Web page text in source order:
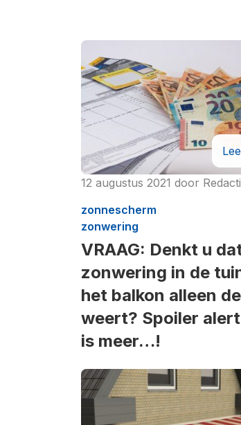
12 augustus 2021 door
zonnescherm
zonwering
VRAAG: Denkt u
zonwering in de
het balkon alleen
weert? Spoiler
is meer…!